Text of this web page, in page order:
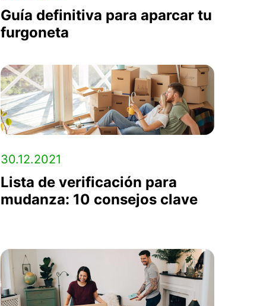
Guía definitiva para aparcar tu
furgoneta
30.12.2021
Lista de verificación para
mudanza: 10 consejos clave